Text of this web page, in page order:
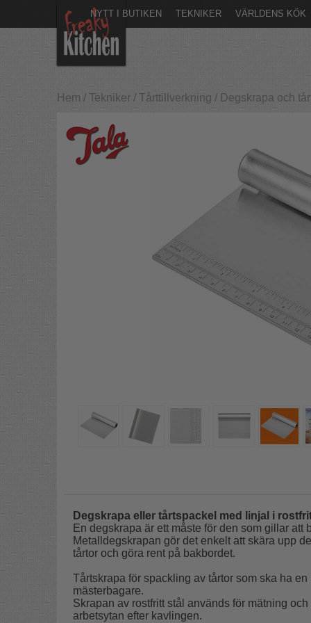
NYTT I BUTIKEN TEKNIKER VÄRLDENS KÖK
Hem / Tekniker / Tårttillverkning / Degskrapa och
Degskrapa eller tårtspackel med linjal i
En degskrapa är ett måste för den som gillar
Metalldegskrapan gör det enkelt att skära upp
tårtor och göra rent på bakbordet.
Tårtskrapa för spackling av tårtor som ska ha
mästerbagare.
Skrapan av rostfritt stål används för mätning
arbetsytan efter kavlingen.